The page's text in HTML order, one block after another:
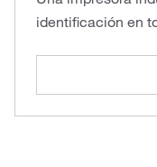
identificación en